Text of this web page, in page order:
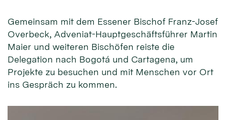
Gemeinsam mit dem Essener Bischof Franz-Josef
Overbeck, Adveniat-Hauptgeschäftsführer Martin
Maier und weiteren Bischöfen reiste die
Delegation nach Bogotá und Cartagena, um
Projekte zu besuchen und mit Menschen vor Ort
ins Gespräch zu kommen.